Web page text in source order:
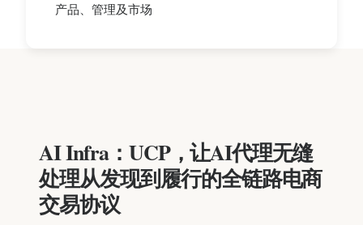
产品、管理及市场
AI Infra：UCP，让AI代理无缝
处理从发现到履行的全链路电商
交易协议